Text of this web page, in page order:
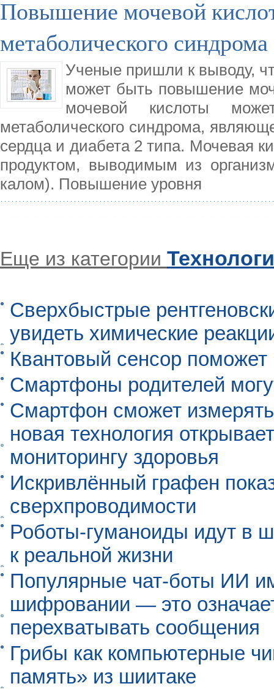
Повышение мочевой
метаболического синдрома
Ученые пришли к выводу,
может быть повышение
мочевой кислоты
метаболического синдрома,
сердца и диабета 2 типа. Мочевая
продуктом, выводимым из
калом). Повышение уровня
Еще из категории
Сверхбыстрые
увидеть химические
Квантовый сенсор
Смартфоны родителей
Смартфон сможет
новая технология
мониторингу здоровья
Искривлённый графен
сверхпроводимости
Роботы-гуманоиды идут в
к реальной жизни
Популярные чат-боты ИИ
шифровании — это
перехватывать сообщения
Грибы как компьютерные
память» из шиитаке